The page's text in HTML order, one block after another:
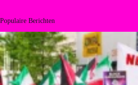
Populaire Berichten